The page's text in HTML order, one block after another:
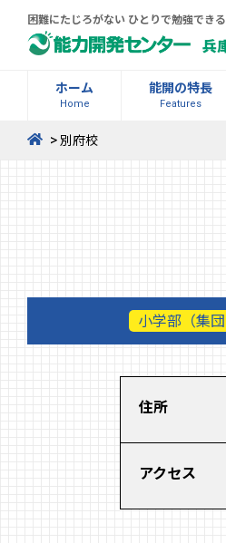
困難にたじろがない ひとりで勉強でき
兵
ホーム
Home
能開の特長
Features
> 別府校
小学部（集団
住所
アクセス